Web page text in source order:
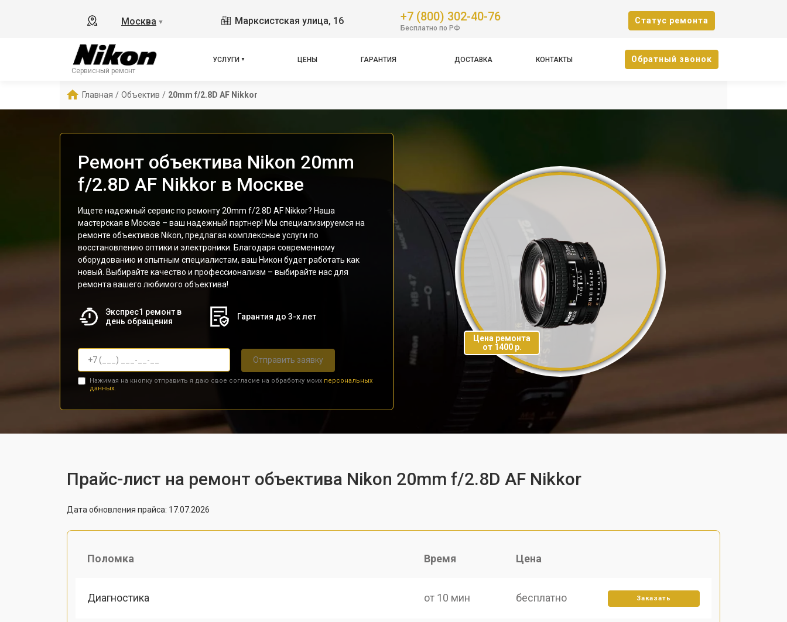
Москва ▼ Марксистская улица, 16 +7 (800) 302-40-76
Бесплатно по РФ
Cтатус ремонта
Сервисный ремонт
УСЛУГИ ЦЕНЫ ГАРАНТИЯ ДОСТАВКА КОНТАКТЫ Oбратный звонок
Главная / Объектив / 20mm f/2.8D AF Nikkor
Ремонт объектива Nikon 20mm
f/2.8D AF Nikkor в Москве
Ищете надежный сервис по ремонту 20mm f/2.8D AF Nikkor? Наша
мастерская в Москве – ваш надежный партнер! Мы специализируемся на
ремонте объективов Nikon, предлагая комплексные услуги по
восстановлению оптики и электроники. Благодаря современному
оборудованию и опытным специалистам, ваш Никон будет работать как
новый. Выбирайте качество и профессионализм – выбирайте нас для
ремонта вашего любимого объектива!
Экспрес1 ремонт в
день обращения
Гарантия до 3-х лет
Отправить заявку
Нажимая на кнопку отправить я даю свое согласие на обработку моих персональных
данных.
Цена ремонта
от 1400 р.
Прайс-лист на ремонт объектива Nikon 20mm f/2.8D AF Nikkor
Дата обновления прайса: 17.07.2026
Поломка Время Цена
Диагностика от 10 мин бесплатно Заказать